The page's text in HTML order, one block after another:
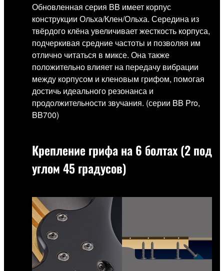
Обновленная серия BB имеет корпус
конструкции Ольха/Клен/Ольха. Середина из
твёрдого клёна увеличивает жесткость корпуса,
подчеркивая средние частоты и позволяя им
отлично читаться в миксе. Она также
положительно влияет на передачу вибрации
между корпусом и кленовым грифом, помогая
достичь идеального резонанса и
продолжительности звучания. (серии BB Pro,
BB700)
Крепление грифа на 6 болтах (2 под
углом 45 градусов)